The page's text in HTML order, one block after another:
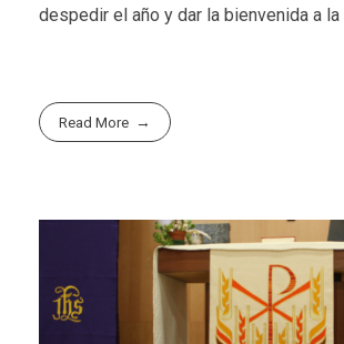
despedir el año y dar la bienvenida a la
Read More